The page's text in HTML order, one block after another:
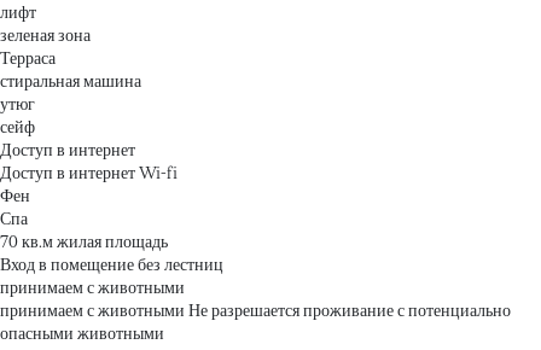
лифт
зеленая зона
Терраса
стиральная машина
утюг
сейф
Доступ в интернет
Доступ в интернет Wi-fi
Фен
Спа
70 кв.м жилая площадь
Вход в помещение без лестниц
принимаем с животными
принимаем с животными Не разрешается проживание с потенциально
опасными животными